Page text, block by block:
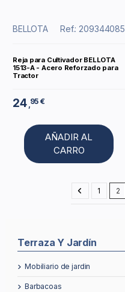
BELLOTA Ref.: 209344085
Reja para Cultivador BELLOTA
1513-A - Acero Reforzado para
Tractor
24 95 €
AÑADIR AL
CARRO
1 2
Terraza Y Jardín
mobiliario de jardin
barbacoas